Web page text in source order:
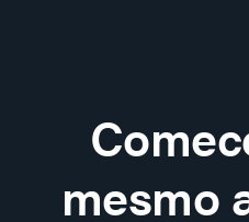
mesmo